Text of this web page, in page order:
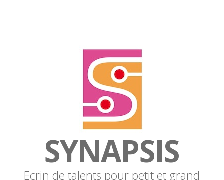
SYNAPSIS
Ecrin de talents pour petit et grand